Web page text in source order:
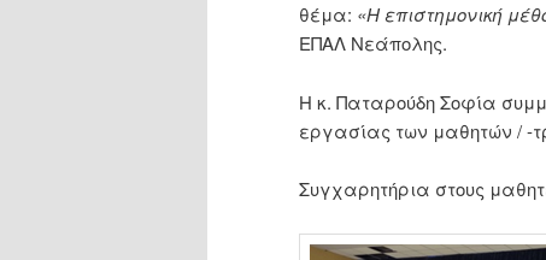
θέμα: «Η επιστημονική
ΕΠΑΛ Νεάπολης.
Η κ. Παταρούδη Σοφία
εργασίας των μαθητών / -
Συγχαρητήρια στους